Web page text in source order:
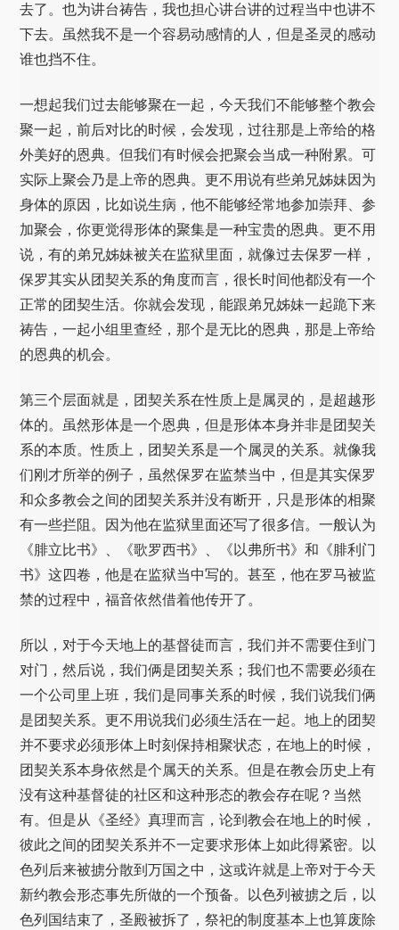
去了。也为讲台祷告，我也担心讲台讲的过程当中也讲不
下去。虽然我不是一个容易动感情的人，但是圣灵的感动
谁也挡不住。
一想起我们过去能够聚在一起，今天我们不能够整个教会
聚一起，前后对比的时候，会发现，过往那是上帝给的格
外美好的恩典。但我们有时候会把聚会当成一种附累。可
实际上聚会乃是上帝的恩典。更不用说有些弟兄姊妹因为
身体的原因，比如说生病，他不能够经常地参加崇拜、参
加聚会，你更觉得形体的聚集是一种宝贵的恩典。更不用
说，有的弟兄姊妹被关在监狱里面，就像过去保罗一样，
保罗其实从团契关系的角度而言，很长时间他都没有一个
正常的团契生活。你就会发现，能跟弟兄姊妹一起跪下来
祷告，一起小组里查经，那个是无比的恩典，那是上帝给
的恩典的机会。
第三个层面就是，团契关系在性质上是属灵的，是超越形
体的。虽然形体是一个恩典，但是形体本身并非是团契关
系的本质。性质上，团契关系是一个属灵的关系。就像我
们刚才所举的例子，虽然保罗在监禁当中，但是其实保罗
和众多教会之间的团契关系并没有断开，只是形体的相聚
有一些拦阻。因为他在监狱里面还写了很多信。一般认为
《腓立比书》、《歌罗西书》、《以弗所书》和《腓利门
书》这四卷，他是在监狱当中写的。甚至，他在罗马被监
禁的过程中，福音依然借着他传开了。
所以，对于今天地上的基督徒而言，我们并不需要住到门
对门，然后说，我们俩是团契关系；我们也不需要必须在
一个公司里上班，我们是同事关系的时候，我们说我们俩
是团契关系。更不用说我们必须生活在一起。地上的团契
并不要求必须形体上时刻保持相聚状态，在地上的时候，
团契关系本身依然是个属天的关系。但是在教会历史上有
没有这种基督徒的社区和这种形态的教会存在呢？当然
有。但是从《圣经》真理而言，论到教会在地上的时候，
彼此之间的团契关系并不一定要求形体上如此得紧密。以
色列后来被掳分散到万国之中，这或许就是上帝对于今天
新约教会形态事先所做的一个预备。以色列被掳之后，以
色列国结束了，圣殿被拆了，祭祀的制度基本上也算废除